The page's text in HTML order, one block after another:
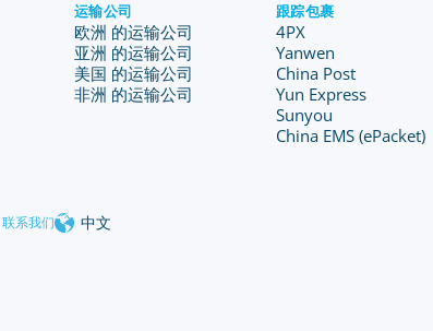
运输公司
欧洲 的运输公司
亚洲 的运输公司
美国 的运输公司
非洲 的运输公司
跟踪包裹
4PX
Yanwen
China Post
Yun Express
Sunyou
China EMS (ePacket)
联系我们 中文